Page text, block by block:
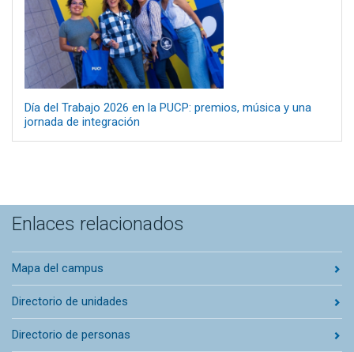
Día del Trabajo 2026 en la PUCP: premios, música y una
jornada de integración
Enlaces relacionados
Mapa del campus
Directorio de unidades
Directorio de personas